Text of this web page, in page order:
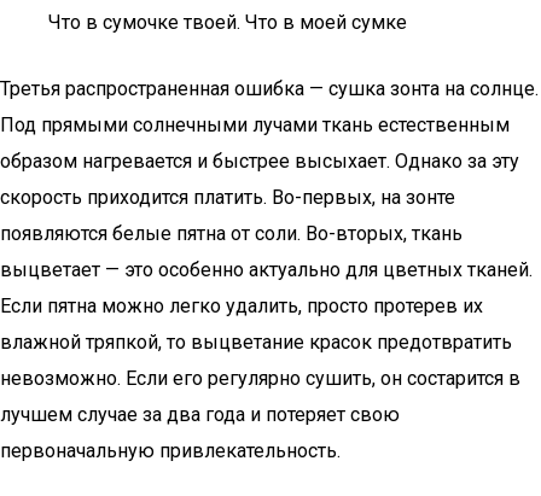
Что в сумочке твоей. Что в моей сумке
Третья распространенная ошибка — сушка зонта на солнце.
Под прямыми солнечными лучами ткань естественным
образом нагревается и быстрее высыхает. Однако за эту
скорость приходится платить. Во-первых, на зонте
появляются белые пятна от соли. Во-вторых, ткань
выцветает — это особенно актуально для цветных тканей.
Если пятна можно легко удалить, просто протерев их
влажной тряпкой, то выцветание красок предотвратить
невозможно. Если его регулярно сушить, он состарится в
лучшем случае за два года и потеряет свою
первоначальную привлекательность.